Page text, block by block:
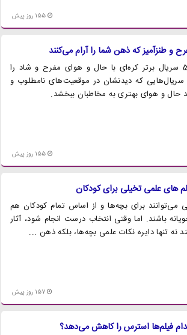
155 روز پیش
در اینجا فهرستی از 5 سریال برتر کره‌ای با حال و هوای مفرح و شاد را
سریال‌هایی که دیدنشان در موقعیت‌های نامطلوب و
حال و هوای بهتری به مخاطبان ببخشد.
155 روز پیش
های علمی تخیلی برای کودکان
می‌توانند برای بچه‌ها و از اساس تمام کودکان هم
باشند. اما وقتی انتخاب درست انجام شود، آثار
نه تنها دایره نکات علمی بچه‌ها، بلکه ذهن ...
157 روز پیش
فیلم‌ها استرس را کاهش می‌دهد؟